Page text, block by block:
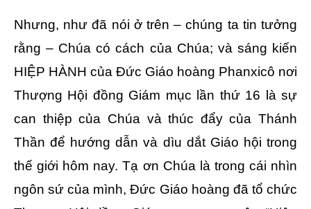
Nhưng, như đã nói ở trên – chúng ta tin tưởng
rằng – Chúa có cách của Chúa; và sáng kiến
HIỆP HÀNH của Đức Giáo hoàng Phanxicô nơi
Thượng Hội đồng Giám mục lần thứ 16 là sự
can thiệp của Chúa và thúc đẩy của Thánh
Thần để hướng dẫn và dìu dắt Giáo hội trong
thế giới hôm nay. Tạ ơn Chúa là trong cái nhìn
ngôn sứ của mình, Đức Giáo hoàng đã tổ chức